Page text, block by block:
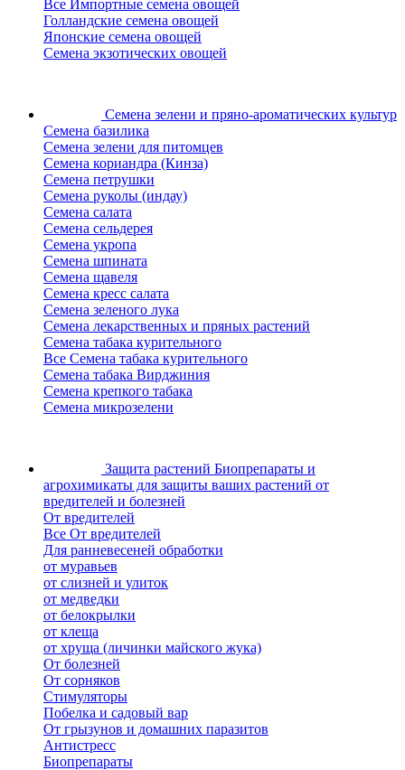
Все Импортные семена овощей
Голландские семена овощей
Японские семена овощей
Семена экзотических овощей
Семена зелени и пряно-ароматических культур
Семена базилика
Семена зелени для питомцев
Семена кориандра (Кинза)
Семена петрушки
Семена руколы (индау)
Семена салата
Семена сельдерея
Семена укропа
Семена шпината
Семена щавеля
Семена кресс салата
Семена зеленого лука
Семена лекарственных и пряных растений
Семена табака курительного
Все Семена табака курительного
Семена табака Вирджиния
Семена крепкого табака
Семена микрозелени
Защита растений Биопрепараты и
агрохимикаты для защиты ваших растений от
вредителей и болезней
От вредителей
Все От вредителей
Для ранневесеней обработки
от муравьев
от слизней и улиток
от медведки
от белокрылки
от клеща
от хруща (личинки майского жука)
От болезней
От сорняков
Стимуляторы
Побелка и садовый вар
От грызунов и домашних паразитов
Антистресс
Биопрепараты